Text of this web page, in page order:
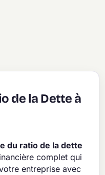
de la Dette à
du ratio de la dette
complet qui
entreprise avec